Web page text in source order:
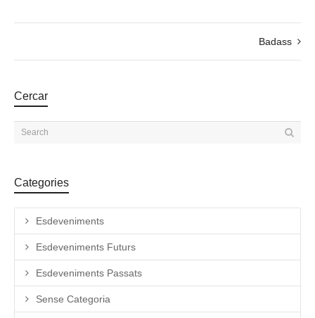
Badass
Cercar
Categories
Esdeveniments
Esdeveniments Futurs
Esdeveniments Passats
Sense Categoria